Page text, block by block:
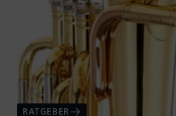
RATGEBER